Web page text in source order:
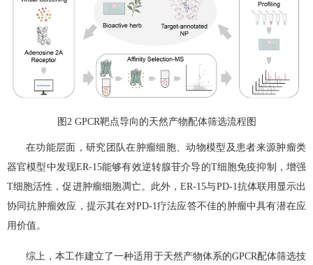
图 2 GPCR靶点导向的天然产物配体筛选流程图
在功能层面，研究团队在肿瘤细胞、动物模型及患者来源肿瘤类
器官模型中发现ER-15能够有效逆转腺苷介导的T细胞免疫抑制，增强
T细胞活性，促进肿瘤细胞凋亡。此外，ER-15与PD-1抗体联用显示出
协同抗肿瘤效应，提示其在对PD-1疗法应答不佳的肿瘤中具有潜在应
用价值。
综上，本工作建立了一种适用于天然产物体系的GPCR配体筛选技